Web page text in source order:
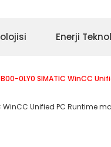
Enerji
0LY0 SIMATIC WinCC